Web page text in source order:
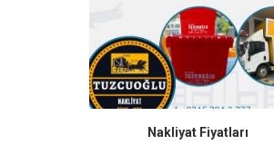
Nakliyat Fiyatları